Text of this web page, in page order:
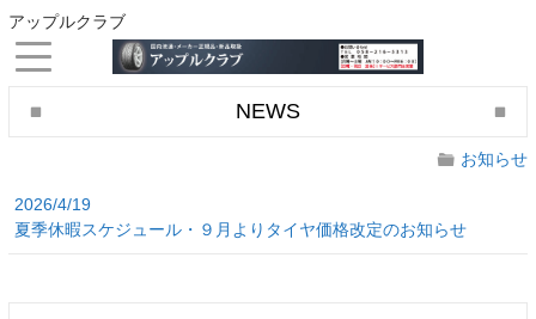
アップルクラブ
NEWS
お知らせ
2026/4/19
夏季休暇スケジュール・９月よりタイヤ価格改定のお知らせ